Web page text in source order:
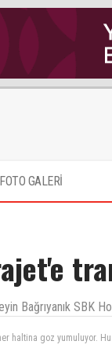
FOTO GALERİ
Bağrıyanık SBK
30-40 yıldada hakkıyla